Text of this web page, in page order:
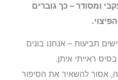
ומסודר – כך גוברים
תביעות – אנחנו בונים
ראייתי איתן.
אסור להשאיר את הסיפור